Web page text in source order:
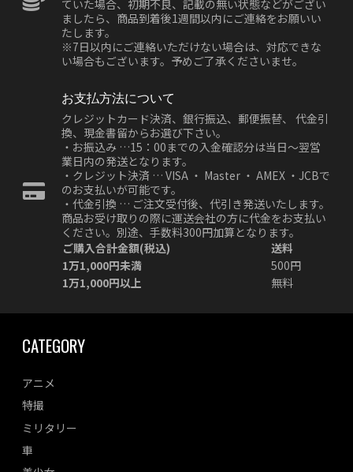
ていた場合、初期不良、記載の無い状態などがござい
ましたら、商品到着後1週間以内にご連絡をお願いい
たします。
※7日以内にご連絡いただけない場合は、対応できな
い場合もございます。予めご了承くださいませ。
お支払方法について
クレジットカード決済、銀行振込、郵便振替、 代金引
換、現金書留からお選び下さい。
・お振込み …15：00までの入金確認分は当日～翌営
業日内の発送となります。
・クレジット決済 … VISA ・ Master ・ AMEX ・JCBで
のお支払いが可能です。
・代金引換 … ご注文受付後、代引き発送いたします。
商品お受け取りの際に運送会社の方に代金をお支払い
ください。別途、手数料300円加算となります。
ご購入合計金額(税込)
送料
1万1,000円未満
500円
1万1,000円以上
無料
CATEGORY
アニメ
特撮
ミリタリー
車